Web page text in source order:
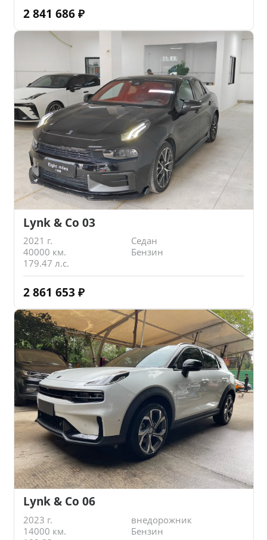
2 841 686 ₽
Lynk & Co 03
2021 г.
Седан
40000 км.
Бензин
179.47 л.с.
2 861 653 ₽
Lynk & Co 06
2023 г.
внедорожник
14000 км.
Бензин